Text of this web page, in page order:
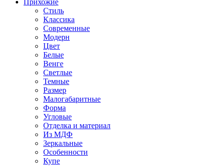
Прихожие
Стиль
Классика
Современные
Модерн
Цвет
Белые
Венге
Светлые
Темные
Размер
Малогабаритные
Форма
Угловые
Отделка и материал
Из МДФ
Зеркальные
Особенности
Купе